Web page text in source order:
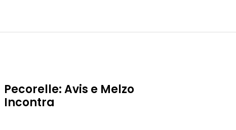
Pecorelle: Avis e Melzo
Incontra